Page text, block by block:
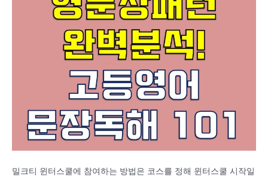
밀크티 윈터스쿨에 참여하는 방법은 코스를 정해 윈터스쿨 시작일